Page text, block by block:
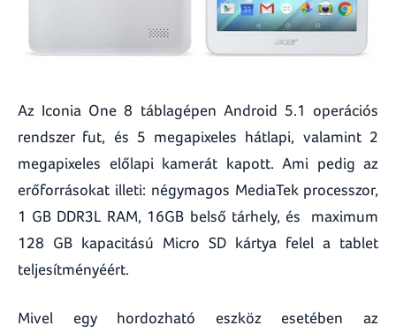
Az Iconia One 8 táblagépen Android 5.1 operációs
rendszer fut, és 5 megapixeles hátlapi, valamint 2
megapixeles előlapi kamerát kapott. Ami pedig az
erőforrásokat illeti: négymagos MediaTek processzor,
1 GB DDR3L RAM, 16GB belső tárhely, és maximum
128 GB kapacitású Micro SD kártya felel a tablet
teljesítményéért.
Mivel egy hordozható eszköz esetében az